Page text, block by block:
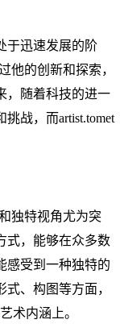
于迅速发展的阶
他的创新和探索，
，随着科技的进一
战，而artist.tomet
独特视角尤为突
式，能够在众多数
感受到一种独特的
、构图等方面，
术内涵上。